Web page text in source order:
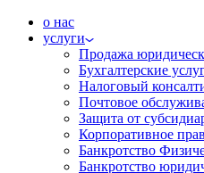
о нас
услуги
Продажа
Бухгалтерские
Налоговый
Почтовое
Защита от
Корпоративное
Банкротство
Банкротство